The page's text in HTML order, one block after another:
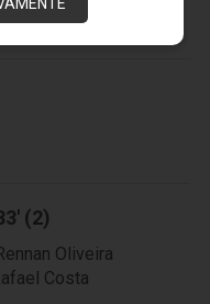
(2)
Oliveira
Costa